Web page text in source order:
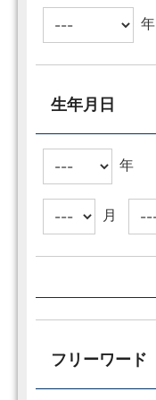
年
生年月日
年
月
フリーワード